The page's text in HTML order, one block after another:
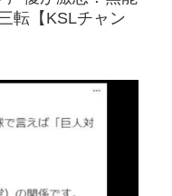
転【KSLチャン